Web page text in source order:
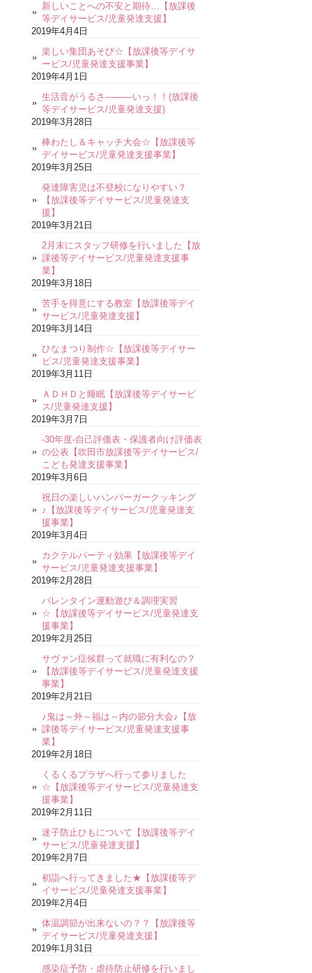
新しいことへの不安と期待…【放課後
等デイサービス/児童発達支援】
2019年4月4日
楽しい集団あそび☆【放課後等デイサ
ービス/児童発達支援事業】
2019年4月1日
生活音がうるさ―――いっ！！(放課後
等デイサービス/児童発達支援)
2019年3月28日
棒わたし＆キャッチ大会☆【放課後等
デイサービス/児童発達支援事業】
2019年3月25日
発達障害児は不登校になりやすい？
【放課後等デイサービス/児童発達支
援】
2019年3月21日
2月末にスタッフ研修を行いました【放
課後等デイサービス/児童発達支援事
業】
2019年3月18日
苦手を得意にする教室【放課後等デイ
サービス/児童発達支援】
2019年3月14日
ひなまつり制作☆【放課後等デイサー
ビス/児童発達支援事業】
2019年3月11日
ＡＤＨＤと睡眠【放課後等デイサービ
ス/児童発達支援】
2019年3月7日
-30年度-自己評価表・保護者向け評価表
の公表【吹田市放課後等デイサービス/
こども発達支援事業】
2019年3月6日
祝日の楽しいハンバーガークッキング
♪【放課後等デイサービス/児童発達支
援事業】
2019年3月4日
カクテルパーティ効果【放課後等デイ
サービス/児童発達支援事業】
2019年2月28日
バレンタイン運動遊び＆調理実習
☆【放課後等デイサービス/児童発達支
援事業】
2019年2月25日
サヴァン症候群って就職に有利なの？
【放課後等デイサービス/児童発達支援
事業】
2019年2月21日
♪鬼は～外～福は～内の節分大会♪【放
課後等デイサービス/児童発達支援事
業】
2019年2月18日
くるくるプラザへ行って参りました
☆【放課後等デイサービス/児童発達支
援事業】
2019年2月11日
迷子防止ひもについて【放課後等デイ
サービス/児童発達支援】
2019年2月7日
初詣へ行ってきました★【放課後等デ
イサービス/児童発達支援事業】
2019年2月4日
体温調節が出来ないの？？【放課後等
デイサービス/児童発達支援】
2019年1月31日
感染症予防・虐待防止研修を行いまし